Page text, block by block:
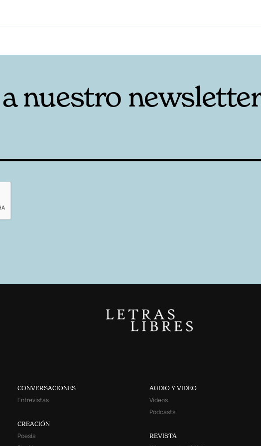
nuestro
CONVERSACIONES
Entrevistas
CREACIÓN
Poesía
AUDIO Y VIDEO
Videos
Podcasts
REVISTA